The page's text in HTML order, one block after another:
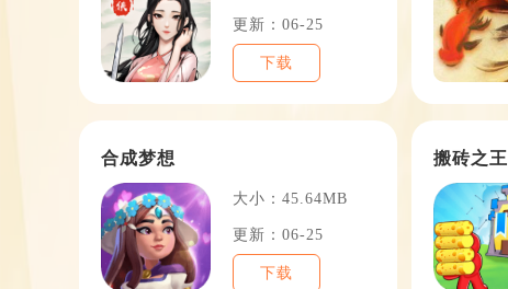
更新：06-25
下载
合成梦想
大小：45.64MB
更新：06-25
下载
搬砖之王